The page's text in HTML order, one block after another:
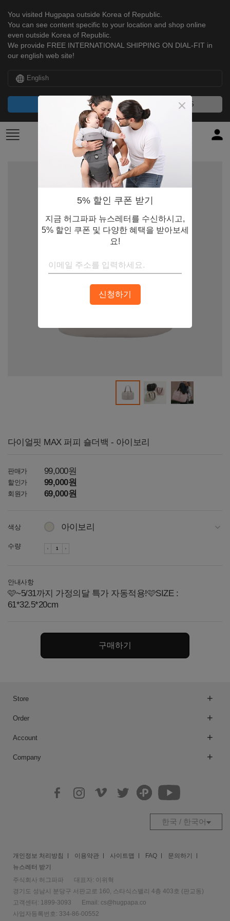
You visited Hugpapa outside Korea of Republic.
You can see content specific to your location and shop online
even outside Korea of Republic.
We provide FREE INTERNATIONAL SHIPPING ON DIAL-FIT in
our english web site!
English
NO, THANKS
다이얼핏 MAX 퍼피 숄더백 - 아이보리
판매가 99,000원
할인가 99,000원
회원가 69,000원
색상
아이보리
수량
안내사항
🩷~5/31까지 가정의달 특가 자동적용!🩷SIZE :
61*32.5*20cm
구매하기
Store
Order
Account
Company
한국 / 한국어
개인정보 처리방침 이용약관 사이트맵 FAQ
문의하기
뉴스레터 받기
주식회사 허그파파
대표자: 이위혁
경기도 성남시 분당구 서판교로 160, 스타식스밸리 4층 403호 (판교동)
고객센터: 1899-3093
Email: cs@hugpapa.co
사업자등록번호: 334-86-00552
5% 할인 쿠폰 받기
지금 허그파파 뉴스레터를 수신하시고,
5% 할인 쿠폰 및 다양한 혜택을 받아보세
요!
신청하기